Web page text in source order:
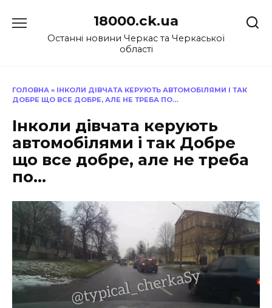
до
18000.ck.ua
Останні новини Черкас та Черкаської
області
ГОЛОВНА » ІНКОЛИ ДІВЧАТА КЕРУЮТЬ АВТОМОБІЛЯМИ І ТАК
ДОБРЕ ЩО ВСЕ ДОБРЕ, АЛЕ НЕ ТРЕБА ПО…
Інколи дівчата керують
автомобілями і так Добре
що все добре, але не треба
по…